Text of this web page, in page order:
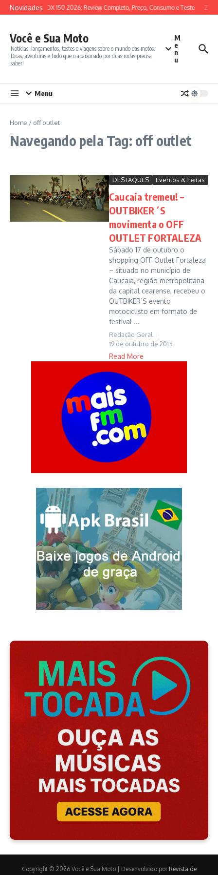
Ir para o conteúdo
NovidadesSYM ADX 150 2026: Review Completo, Preço, Consumo e Teste
Você e Sua Moto
Notícias, lançamentos, testes e viagens sobre o mundo das motos.
Dicas, aventuras e tudo que o apaixonado por duas rodas precisa
saber!
M
e
n
u
Menu
Home / off outlet
Navegando pela Tag: off outlet
DESTAQUES Eventos & Feiras
Caucaia tremeu! –
OUTBIKER´S
movimenta o OFF
OUTLET FORTALEZA
Sábado 17 de outubro o
shopping OFF Outlet Fortaleza
– situado no município de
Caucaia, região metropolitana
da capital cearense, recebeu o
OUTBIKER´S evento
motociclisto em formato de
festival ...
Redação Geral
19 de outubro de 2015
Read More
Copyright © 2026 Você e Sua Moto | Desenvolvido por Revista de